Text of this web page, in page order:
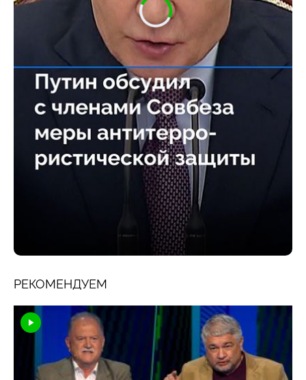
РЕКОМЕНДУЕМ